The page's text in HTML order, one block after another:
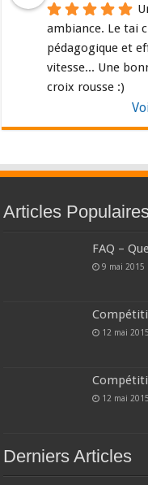
ambiance. Le tai
pédagogique et
vitesse... Une
croix rousse :)
Articles
FAQ –
9 mai 2015
12 mai 2015
12 mai 2015
Derniers Articles